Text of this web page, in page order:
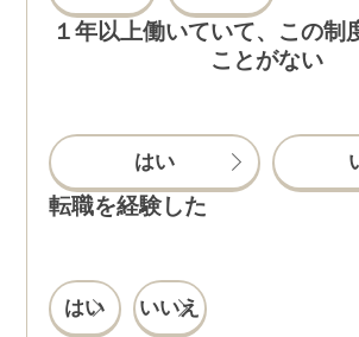
１年以上働いていて、この制
ことがない
はい
転職を経験した
はい いいえ